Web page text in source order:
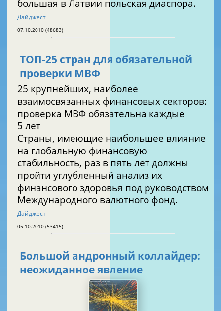
большая в Латвии польская диаспора.
Дайджест
07.10.2010 (48683)
ТОП-25 стран для обязательной
проверки МВФ
25 крупнейших, наиболее
взаимосвязанных финансовых секторов:
проверка МВФ обязательна каждые
5 лет
Страны, имеющие наибольшее влияние
на глобальную финансовую
стабильность, раз в пять лет должны
пройти углубленный анализ их
финансового здоровья под руководством
Международного валютного фонд.
Дайджест
05.10.2010 (53415)
Большой андронный коллайдер:
неожиданное явление